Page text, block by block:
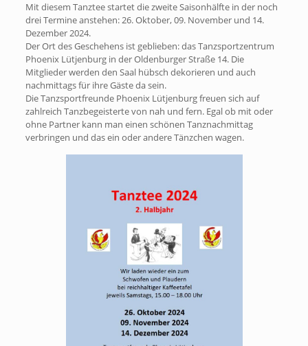
Mit diesem Tanztee startet die zweite Saisonhälfte in der noch
drei Termine anstehen: 26. Oktober, 09. November und 14.
Dezember 2024.
Der Ort des Geschehens ist geblieben: das Tanzsportzentrum
Phoenix Lütjenburg in der Oldenburger Straße 14. Die
Mitglieder werden den Saal hübsch dekorieren und auch
nachmittags für ihre Gäste da sein.
Die Tanzsportfreunde Phoenix Lütjenburg freuen sich auf
zahlreich Tanzbegeisterte von nah und fern. Egal ob mit oder
ohne Partner kann man einen schönen Tanznachmittag
verbringen und das ein oder andere Tänzchen wagen.